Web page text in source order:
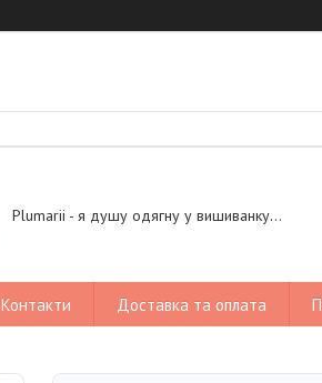
Plumarii - я душу одягну у вишиванку...
Контакти Доставка та оплата